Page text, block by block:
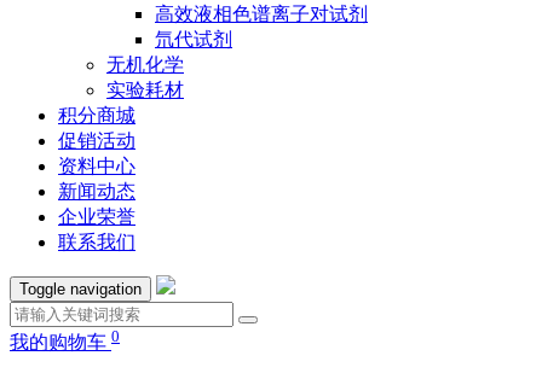
高效液相色谱离子对试剂
氘代试剂
无机化学
实验耗材
积分商城
促销活动
资料中心
新闻动态
企业荣誉
联系我们
Toggle navigation
我的购物车 0